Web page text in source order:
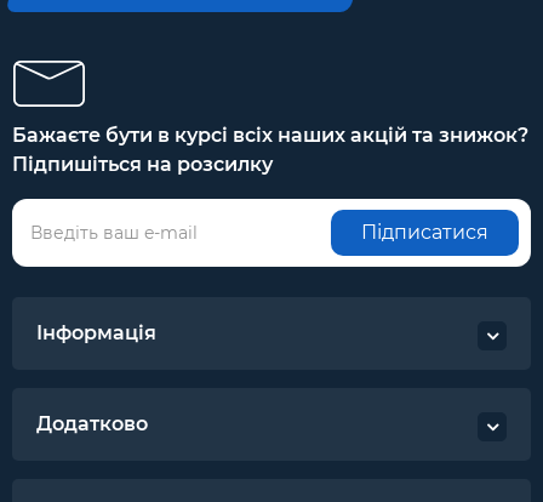
Бажаєте бути в курсі всіх наших акцій та знижок?
Підпишіться на розсилку
Підписатися
Інформація
Додатково